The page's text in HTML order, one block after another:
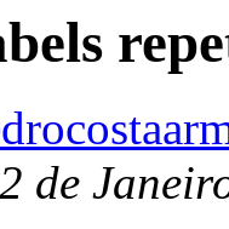
de